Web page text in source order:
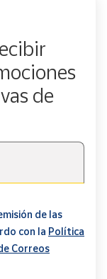
de
de las
con la Política
Correos